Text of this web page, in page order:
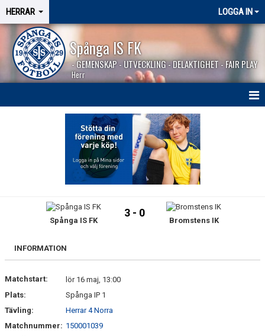
HERRAR LOGGA IN
Spånga IS FK
- GEMENSKAP - UTVECKLING - DELAKTIGHET - FAIR PLAY
Herr
BILDGALLERI
ARKIV 2024-23
ARKIV 2022-20
ARKIV 2019-17
Spånga IS FK
3 - 0
Bromstens IK
INFORMATION
Matchstart:
lör 16 maj, 13:00
Plats:
Spånga IP 1
Tävling:
Herrar 4 Norra
Matchnummer: 150001039